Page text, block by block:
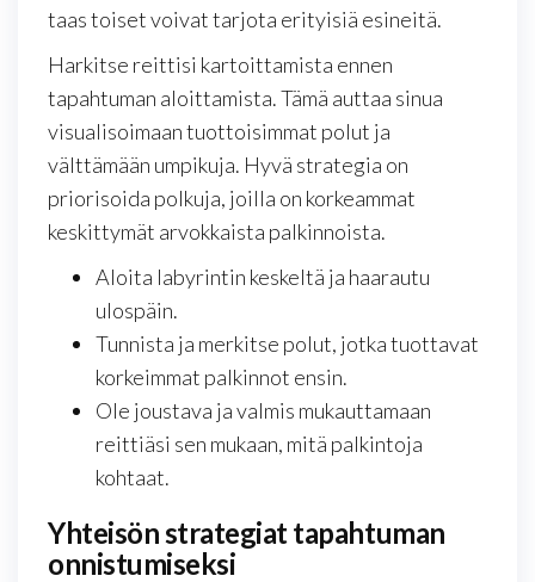
taas toiset voivat tarjota erityisiä esineitä.
Harkitse reittisi kartoittamista ennen
tapahtuman aloittamista. Tämä auttaa sinua
visualisoimaan tuottoisimmat polut ja
välttämään umpikuja. Hyvä strategia on
priorisoida polkuja, joilla on korkeammat
keskittymät arvokkaista palkinnoista.
Aloita labyrintin keskeltä ja haarautu
ulospäin.
Tunnista ja merkitse polut, jotka tuottavat
korkeimmat palkinnot ensin.
Ole joustava ja valmis mukauttamaan
reittiäsi sen mukaan, mitä palkintoja
kohtaat.
Yhteisön strategiat tapahtuman
onnistumiseksi